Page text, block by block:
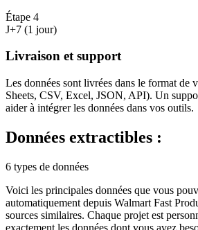
Étape 4
J+7 (1 jour)
Livraison et support
Les données sont livrées dans le format de
Sheets, CSV, Excel, JSON, API). Un
aider à intégrer les données dans vos outils.
Données extractibles :
6 types de données
Voici les principales données que vous
automatiquement depuis Walmart Fast
sources similaires. Chaque projet est
exactement les données dont vous avez